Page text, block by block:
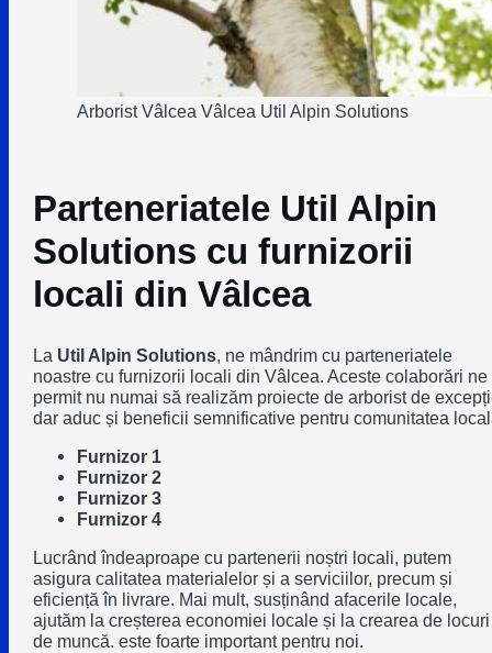
Arborist Vâlcea Vâlcea Util Alpin Solutions
Parteneriatele Util Alpin
Solutions cu furnizorii
locali din Vâlcea
La Util Alpin Solutions, ne mândrim cu parteneriatele
noastre cu furnizorii locali din Vâlcea. Aceste colaborări ne
permit nu numai să realizăm proiecte de arborist de
dar aduc și beneficii semnificative pentru comunitatea
Furnizor 1
Furnizor 2
Furnizor 3
Furnizor 4
Lucrând îndeaproape cu partenerii noștri locali, putem
asigura calitatea materialelor și a serviciilor, precum și
eficiență în livrare. Mai mult, susținând afacerile locale,
ajutăm la creșterea economiei locale și la crearea de locuri
de muncă. este foarte important pentru noi.